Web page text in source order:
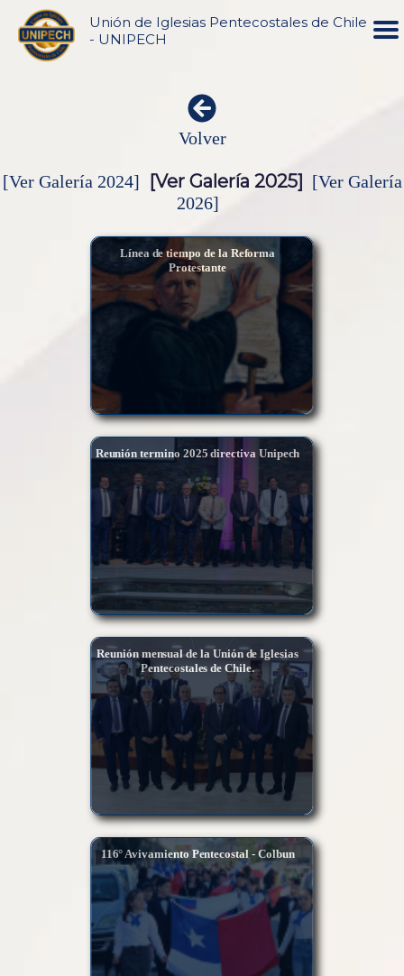
Unión de Iglesias Pentecostales de Chile
- UNIPECH
Volver
[Ver Galería 2024] [Ver Galería 2025] [Ver Galería
2026]
Línea de tiempo de la Reforma
Protestante
Reunión termino 2025 directiva Unipech
Reunión mensual de la Unión de Iglesias
Pentecostales de Chile.
116° Avivamiento Pentecostal - Colbun